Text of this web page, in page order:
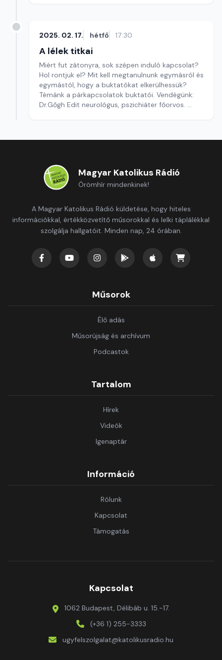
2025. 02. 17. hétfő 17:30
A lélek titkai
Miért fut zátonyra, sok szépen induló kapcsolat?
Hol rontjuk el? Mit kell megtanulnunk egymásról és
egymástól, hogy a buktatókat elkerülhessük?
Témánk a párkapcsolatok buktatói. Vendégünk:
Dr.Gőgh Edit neurológus, pszichiáter főorvos.
Magyar Katolikus Rádió
Örömhír mindenkinek!
A Magyar Katolikus Rádió küldetése, hogy hiteles
információkkal, értékközvetítő műsorokkal és lelki táplálékkal
szolgálja hallgatóit. Minden nap, 24 órában.
Műsorok
Élő adás
Műsorújság és archívum
Podcastok
Tartalom
Hírek
Videók
Igenaptár
Információ
Rólunk
Kapcsolat
Támogatás
Kapcsolat
1062 Budapest, Délibáb u. 15.-17.
(+36 1) 255-3333
ugyfelszolgalat@katolikusradio.hu